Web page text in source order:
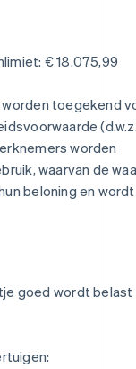
€ 18.075,99
toegekend
worden
waarvan de
beloning en wordt
goed wordt belast